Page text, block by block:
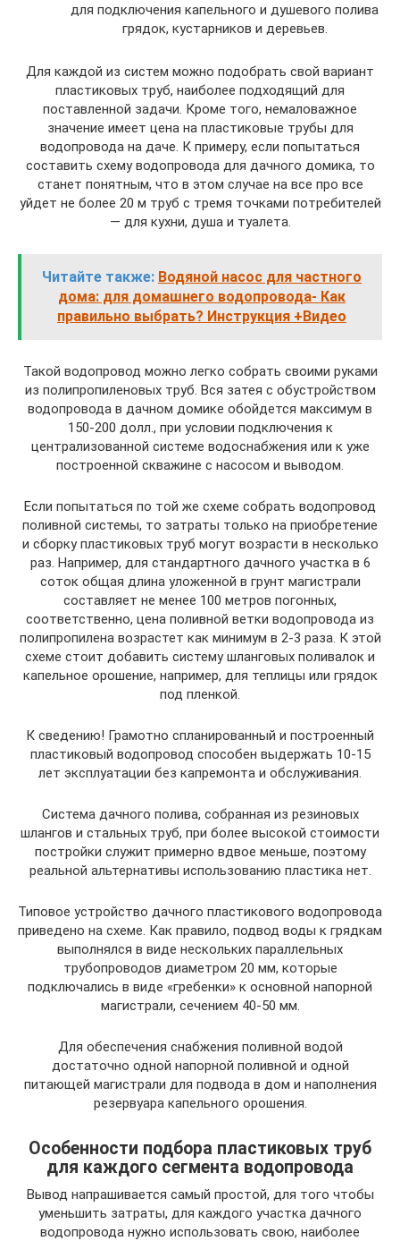
для подключения капельного и душевого полива
грядок, кустарников и деревьев.
Для каждой из систем можно подобрать свой вариант
пластиковых труб, наиболее подходящий для
поставленной задачи. Кроме того, немаловажное
значение имеет цена на пластиковые трубы для
водопровода на даче. К примеру, если попытаться
составить схему водопровода для дачного домика, то
станет понятным, что в этом случае на все про все
уйдет не более 20 м труб с тремя точками потребителей
— для кухни, душа и туалета.
Читайте также: Водяной насос для частного
дома: для домашнего водопровода- Как
правильно выбрать? Инструкция +Видео
Такой водопровод можно легко собрать своими руками
из полипропиленовых труб. Вся затея с обустройством
водопровода в дачном домике обойдется максимум в
150-200 долл., при условии подключения к
централизованной системе водоснабжения или к уже
построенной скважине с насосом и выводом.
Если попытаться по той же схеме собрать водопровод
поливной системы, то затраты только на приобретение
и сборку пластиковых труб могут возрасти в несколько
раз. Например, для стандартного дачного участка в 6
соток общая длина уложенной в грунт магистрали
составляет не менее 100 метров погонных,
соответственно, цена поливной ветки водопровода из
полипропилена возрастет как минимум в 2-3 раза. К этой
схеме стоит добавить систему шланговых поливалок и
капельное орошение, например, для теплицы или грядок
под пленкой.
К сведению! Грамотно спланированный и построенный
пластиковый водопровод способен выдержать 10-15
лет эксплуатации без капремонта и обслуживания.
Система дачного полива, собранная из резиновых
шлангов и стальных труб, при более высокой стоимости
постройки служит примерно вдвое меньше, поэтому
реальной альтернативы использованию пластика нет.
Типовое устройство дачного пластикового водопровода
приведено на схеме. Как правило, подвод воды к грядкам
выполнялся в виде нескольких параллельных
трубопроводов диаметром 20 мм, которые
подключались в виде «гребенки» к основной напорной
магистрали, сечением 40-50 мм.
Для обеспечения снабжения поливной водой
достаточно одной напорной поливной и одной
питающей магистрали для подвода в дом и наполнения
резервуара капельного орошения.
Особенности подбора пластиковых труб
для каждого сегмента водопровода
Вывод напрашивается самый простой, для того чтобы
уменьшить затраты, для каждого участка дачного
водопровода нужно использовать свою, наиболее